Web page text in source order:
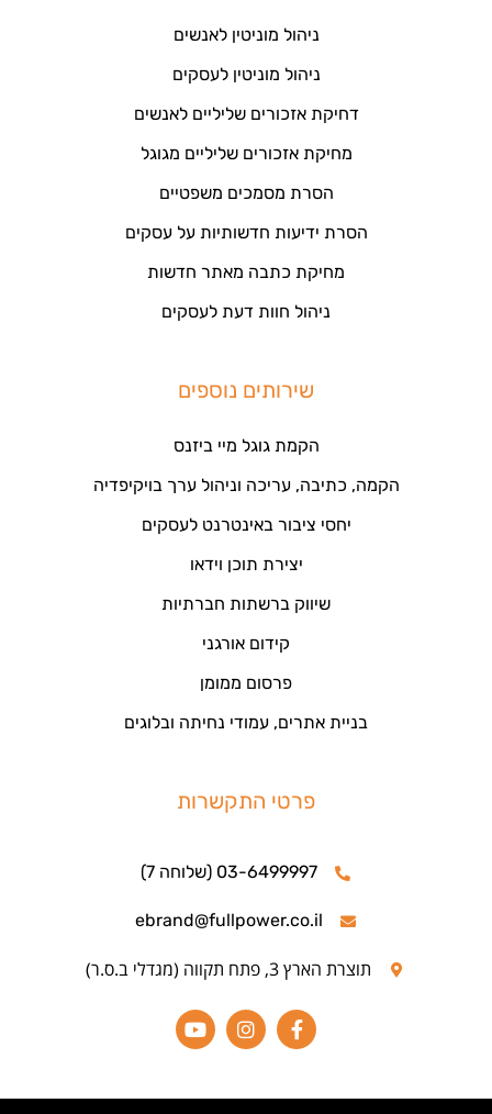
ניהול מוניטין לאנשים
ניהול מוניטין לעסקים
דחיקת אזכורים שליליים לאנשים
מחיקת אזכורים שליליים מגוגל
הסרת מסמכים משפטיים
הסרת ידיעות חדשותיות על עסקים
מחיקת כתבה מאתר חדשות
ניהול חוות דעת לעסקים
שירותים נוספים
הקמת גוגל מיי ביזנס
הקמה, כתיבה, עריכה וניהול ערך בויקיפדיה
יחסי ציבור באינטרנט לעסקים
יצירת תוכן וידאו
שיווק ברשתות חברתיות
קידום אורגני
פרסום ממומן
בניית אתרים, עמודי נחיתה ובלוגים
פרטי התקשרות
03-6499997 (שלוחה 7)
ebrand@fullpower.co.il
תוצרת הארץ 3, פתח תקווה (מגדלי ב.ס.ר)